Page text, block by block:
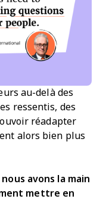
au-delà des
ressentis, des
réadapter
alors bien plus
avons la main
mettre en